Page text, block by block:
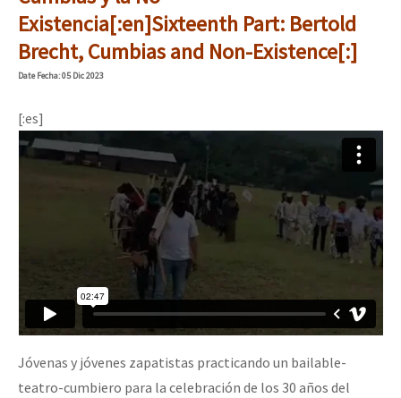
Mundo
EZLN
La Sexta
AutonomÍa y Resistencia
Megaproyectos
Niñxs
ETIQUETAS
MULTIMEDIA
Audio
Existencia[:en]Sixteenth Part: Bertold
Brecht, Cumbias and Non-Existence[:]
DateFecha: 05 Dic 2023
[:es]
Jóvenas y jóvenes zapatistas practicando un bailable-
teatro-cumbiero para la celebración de los 30 años del